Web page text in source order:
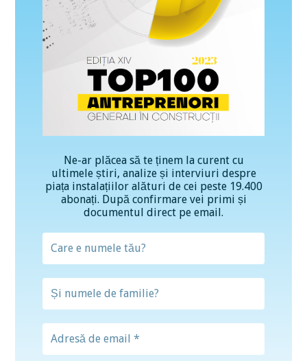
Ne-ar plăcea să te ținem la curent cu
ultimele știri, analize și interviuri despre
piața instalațiilor alături de cei peste 19.400
abonați. După confirmare vei primi și
documentul direct pe email.